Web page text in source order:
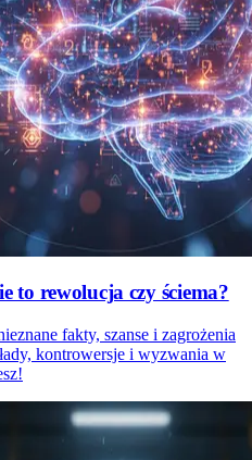
to rewolucja czy ściema?
fakty, szanse i zagrożenia
kontrowersje i wyzwania w